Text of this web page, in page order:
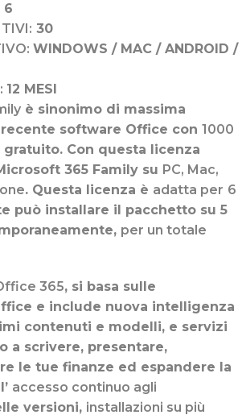
6
30
WINDOWS / MAC / ANDROID /
12 MESI
è sinonimo di massima
software Office con 1000
gratuito. Con questa licenza
365 Family su PC, Mac,
. Questa licenza è adatta per 6
può installare il pacchetto su 5
per un totale
365, si basa sulle
e include nuova intelligenza
contenuti e modelli, e servizi
a scrivere, presentare,
le tue finanze ed espandere la
accesso continuo agli
versioni, installazioni su più